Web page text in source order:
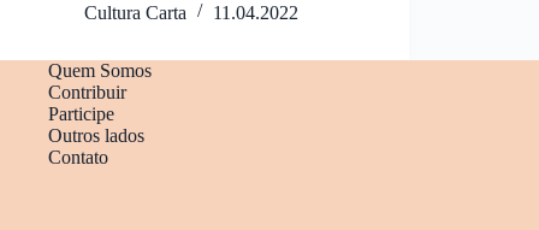
Cultura Carta
11.04.2022
Quem Somos
Contribuir
Participe
Outros lados
Contato